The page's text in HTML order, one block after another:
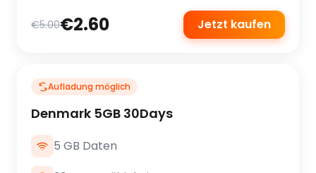
€5.00€2.60 Jetzt kaufen
Aufladung möglich
Denmark 5GB 30Days
5 GB Daten